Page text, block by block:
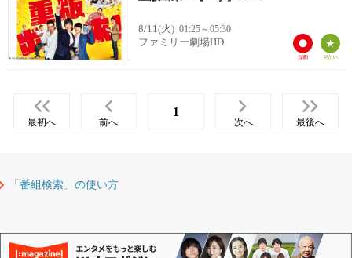
8/11(火) 01:25～05:30
ファミリー劇場HD
最初へ 前へ
1
次へ 最後へ
「番組検索」の使い方